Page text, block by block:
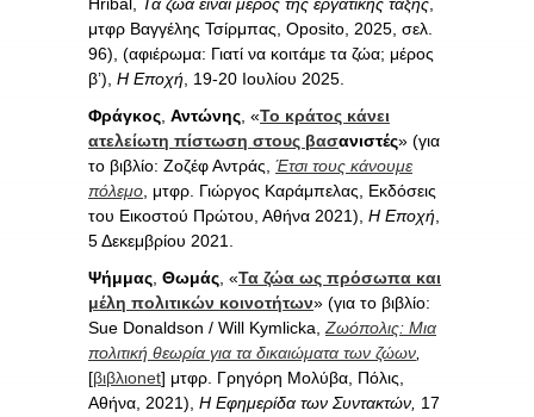
Hribal, Τα ζώα είναι μέρος της εργατικής τάξης,
μτφρ Βαγγέλης Τσίρμπας, Οposito, 2025, σελ.
96), (αφιέρωμα: Γιατί να κοιτάμε τα ζώα; μέρος
β’), Η Εποχή, 19-20 Ιουλίου 2025.
Φράγκος, Αντώνης, «Το κράτος κάνει
ατελείωτη πίστωση στους βασανιστές» (για
το βιβλίο: Ζοζέφ Αντράς, Έτσι τους κάνουμε
πόλεμο, μτφρ. Γιώργος Καράμπελας, Εκδόσεις
του Εικοστού Πρώτου, Αθήνα 2021), Η Εποχή,
5 Δεκεμβρίου 2021.
Ψήμμας, Θωμάς, «Τα ζώα ως πρόσωπα και
μέλη πολιτικών κοινοτήτων» (για το βιβλίο:
Sue Donaldson / Will Kymlicka,Ζωόπολις: Μια
πολιτική θεωρία για τα δικαιώματα των ζώων,
[βιβλιοnet] μτφρ. Γρηγόρη Μολύβα, Πόλις,
Αθήνα, 2021), Η Εφημερίδα των Συντακτών, 17